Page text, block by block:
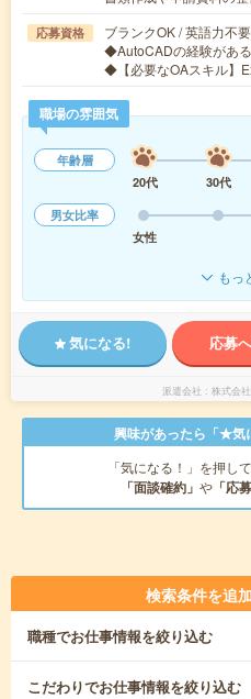
応募資格
ブランクOK / 英語力不要
◆AutoCADの経験があ
◆【必要なOAスキル】
職場の雰囲気
年齢層
20代
30代
男女比率
女性
もっ
気になる! 応募
派遣会社 株式会
興味があったら「★気
「気になる！」を押し
「面談確約」 や 「応
検索条件を追
職種でお仕事情報を絞り込む
こだわりでお仕事情報を絞り込む